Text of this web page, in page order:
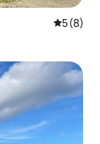
5 (8)